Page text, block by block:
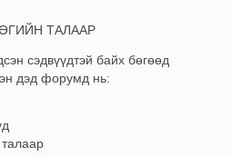
ТАЛААР
сэдвүүдтэй байх бөгөөд
дэд форумд нь: